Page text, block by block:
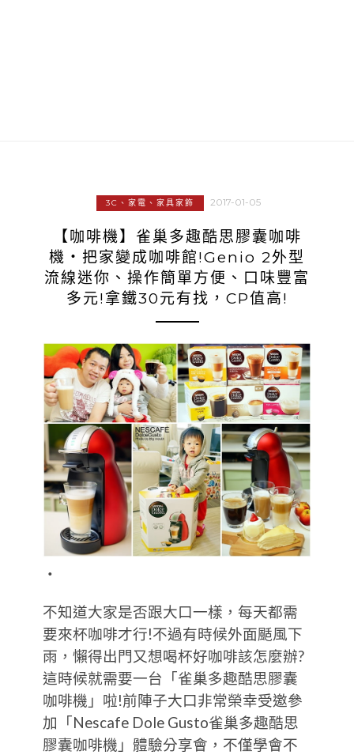
3C、家電、家具家飾 2017-01-05
【咖啡機】雀巢多趣酷思膠囊咖啡
機‧把家變成咖啡館!Genio 2外型
流線迷你、操作簡單方便、口味豐富
多元!拿鐵30元有找，CP值高!
‧
不知道大家是否跟大口一樣，每天都需
要來杯咖啡才行!不過有時候外面颳風下
雨，懶得出門又想喝杯好咖啡該怎麼辦?
這時候就需要一台「雀巢多趣酷思膠囊
咖啡機」啦!前陣子大口非常榮幸受邀參
加「Nescafe Dole Gusto雀巢多趣酷思
膠囊咖啡機」體驗分享會，不僅學會不